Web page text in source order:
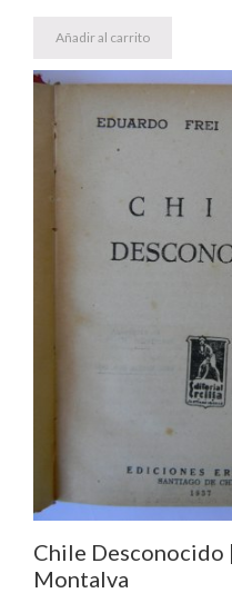
Añadir al carrito
Chile Desconocido
Montalva